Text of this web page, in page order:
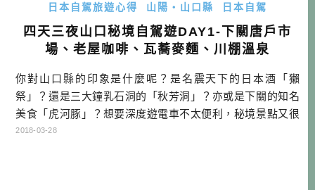
日本自駕旅遊心得 山陽・山口縣 日本自駕
四天三夜山口秘境自駕遊DAY1-下關唐戶市
場、老屋咖啡、瓦蕎麥麵、川棚溫泉
你對山口縣的印象是什麼呢？是名震天下的日本酒「獺
祭」？還是三大鐘乳石洞的「秋芳洞」？亦或是下關的知名
美食「虎河豚」？想要深度遊電車不太便利，秘境景點又很
集中的山口，可能只有自駕一途了！ 你喜歡到日本自駕嗎？
2018-03-28